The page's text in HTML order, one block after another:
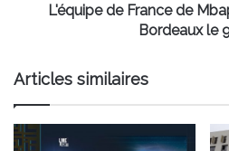
L'équipe de France de
Bordeaux le
Articles similaires